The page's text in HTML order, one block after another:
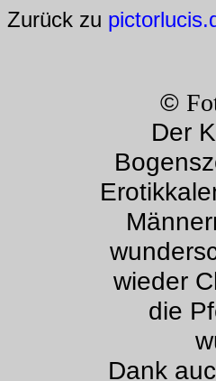
Zurück zu
©
Der
wieder
die
Dank